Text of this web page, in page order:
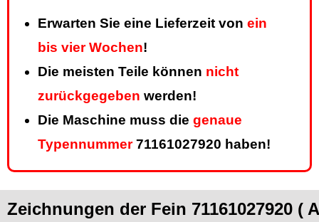
Erwarten Sie eine Lieferzeit von ein
bis vier Wochen!
Die meisten Teile können nicht
zurückgegeben werden!
Die Maschine muss die genaue
Typennummer71161027920 haben!
Zeichnungen der Fein 71161027920 (